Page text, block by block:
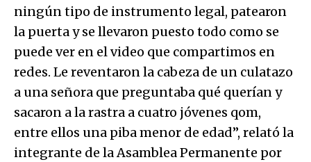
ningún tipo de instrumento legal, patearon
la puerta y se llevaron puesto todo como se
puede ver en el video que compartimos en
redes. Le reventaron la cabeza de un culatazo
a una señora que preguntaba qué querían y
sacaron a la rastra a cuatro jóvenes qom,
entre ellos una piba menor de edad”, relató la
integrante de la Asamblea Permanente por